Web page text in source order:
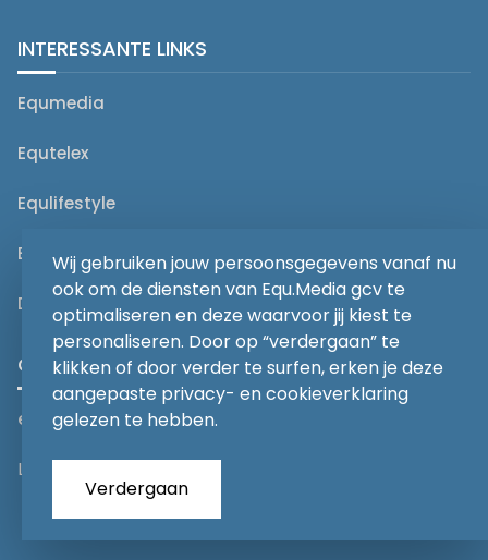
INTERESSANTE LINKS
Equmedia
Equtelex
Equlifestyle
Equjob
De Paarden Gazet
CONTACT OPNEMEN
editorial@equmedia.be
Langendamdreef 22 9880 Aalter België
Wij gebruiken jouw persoonsgegevens vanaf nu
ook om de diensten van Equ.Media gcv te
optimaliseren en deze waarvoor jij kiest te
personaliseren. Door op “verdergaan” te
klikken of door verder te surfen, erken je deze
aangepaste privacy- en cookieverklaring
gelezen te hebben.
Verdergaan